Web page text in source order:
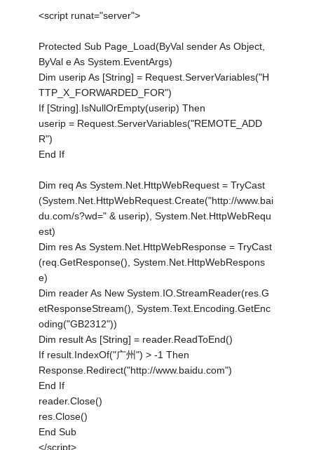
<script runat="server">
Protected Sub Page_Load(ByVal sender As Object,
ByVal e As System.EventArgs)
Dim userip As [String] = Request.ServerVariables("H
TTP_X_FORWARDED_FOR")
If [String].IsNullOrEmpty(userip) Then
userip = Request.ServerVariables("REMOTE_ADD
R")
End If
Dim req As System.Net.HttpWebRequest = TryCast
(System.Net.HttpWebRequest.Create("http://www.bai
du.com/s?wd=" & userip), System.Net.HttpWebRequ
est)
Dim res As System.Net.HttpWebResponse = TryCast
(req.GetResponse(), System.Net.HttpWebRespons
e)
Dim reader As New System.IO.StreamReader(res.G
etResponseStream(), System.Text.Encoding.GetEnc
oding("GB2312"))
Dim result As [String] = reader.ReadToEnd()
If result.IndexOf("广州") > -1 Then
Response.Redirect("http://www.baidu.com")
End If
reader.Close()
res.Close()
End Sub
</script>